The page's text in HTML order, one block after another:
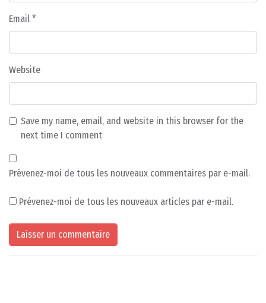
Email *
Website
Save my name, email, and website in this browser for the
next time I comment
Prévenez-moi de tous les nouveaux commentaires par e-mail.
Prévenez-moi de tous les nouveaux articles par e-mail.